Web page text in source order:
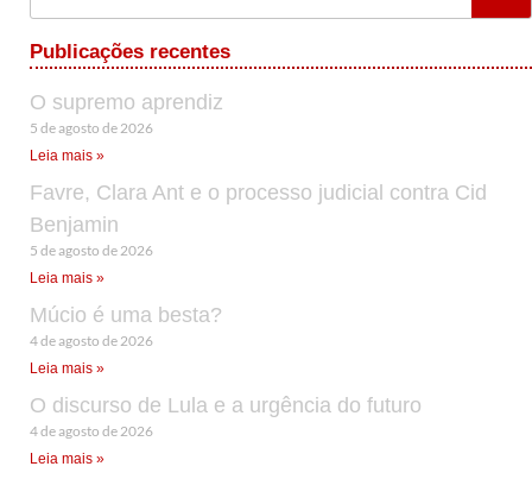
Publicações recentes
O supremo aprendiz
5 de agosto de 2026
Leia mais »
Favre, Clara Ant e o processo judicial contra Cid
Benjamin
5 de agosto de 2026
Leia mais »
Múcio é uma besta?
4 de agosto de 2026
Leia mais »
O discurso de Lula e a urgência do futuro
4 de agosto de 2026
Leia mais »